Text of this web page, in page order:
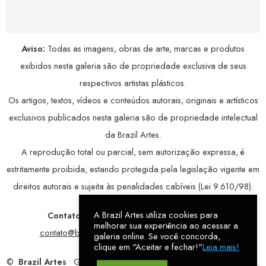
Aviso: Todas as imagens, obras de arte, marcas e produtos
exibidos nesta galeria são de propriedade exclusiva de seus
respectivos artistas plásticos.
Os artigos, textos, vídeos e conteúdos autorais, originais e artísticos
exclusivos publicados nesta galeria são de propriedade intelectual
da Brazil Artes.
A reprodução total ou parcial, sem autorização expressa, é
estritamente proibida, estando protegida pela legislação vigente em
direitos autorais e sujeita às penalidades cabíveis (Lei 9.610/98).
Contatos: WhatsApp:79 9998-1221/ E-mail:
contato@brazilartes.com/ Instagram:@brazilartes
© Brazil Artes • Galeria Online.9 anosde história (2017 – 2026).
A Brazil Artes utiliza cookies para
melhorar sua experiência ao acessar a
galeria online. Se você concorda,
clique em "Aceitar e fechar!"Leia mais!